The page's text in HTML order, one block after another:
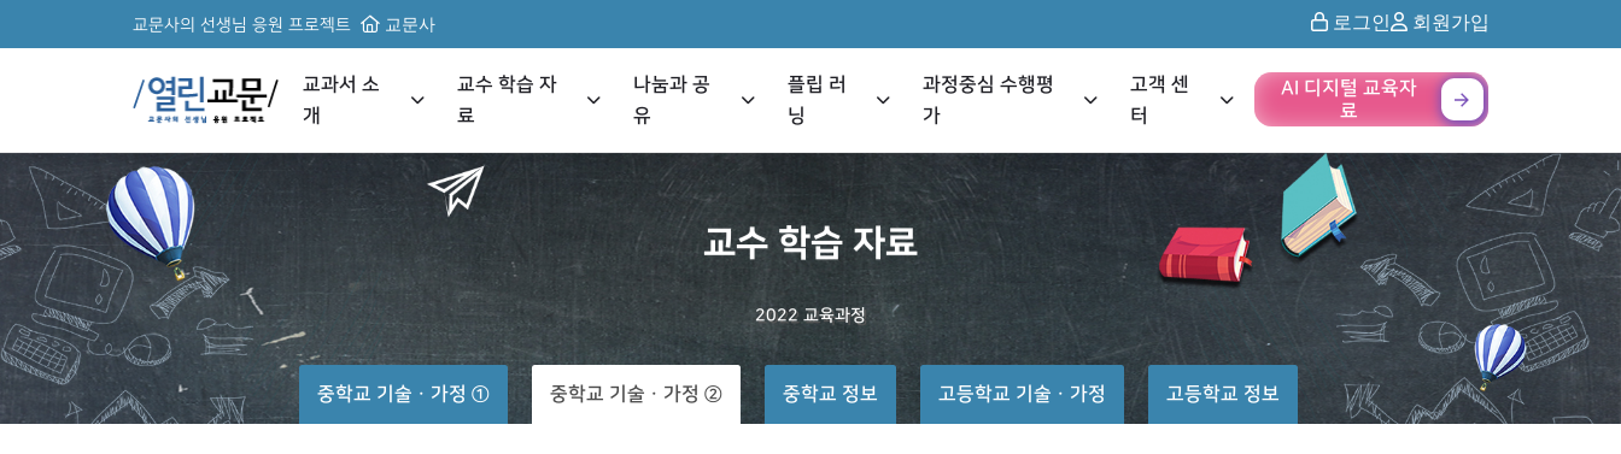
교문사의 선생님 응원 프로젝트 교문사 로그인 회원가입
교과서 소
개
교수 학습 자
료
나눔과 공
유
플립 러
닝
과정중심 수행평
가
고객 센
터
AI 디지털 교육자
료
교수 학습 자료
2022 교육과정
중학교 기술ㆍ가정 ① 중학교 기술ㆍ가정 ② 중학교 정보 고등학교 기술ㆍ가정 고등학교 정보